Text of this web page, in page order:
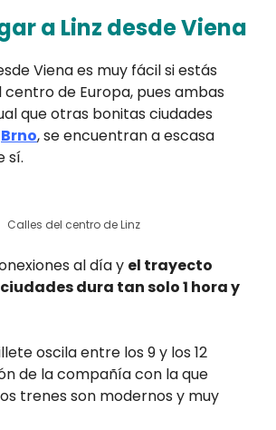
a Linz desde Viena
Viena es muy fácil si estás
de Europa, pues ambas
que otras bonitas ciudades
Brno, se encuentran a escasa
sí.
Calles del centro de Linz
al día y el trayecto
dura tan solo 1 hora y
oscila entre los 9 y los 12
de la compañía con la que
trenes son modernos y muy